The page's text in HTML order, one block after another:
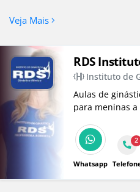
Veja Mais
RDS
Instituto de
Aulas de
para meninas
experiência da
Instituto RDS.
Whatsapp
2